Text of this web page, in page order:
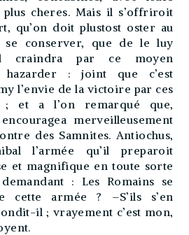
plus cheres. Mais il s’offriroit
qu’on doit plustost oster au
se conserver, que de le luy
craindra par ce moyen
hazarder : joint que c’est
l’envie de la victoire par ces
; et a l’on remarqué que,
merveilleusement
des Samnites. Antiochus,
l’armée qu’il preparoit
et magnifique en toute sorte
: Les Romains se
cette armée ? –S’ils s’en
il ; vrayement c’est mon,